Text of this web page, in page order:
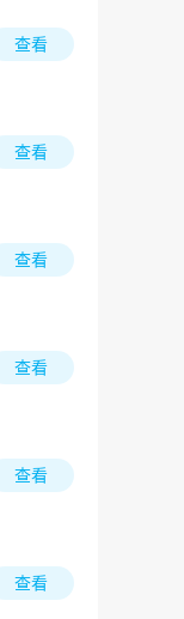
查看
查看
查看
查看
查看
查看